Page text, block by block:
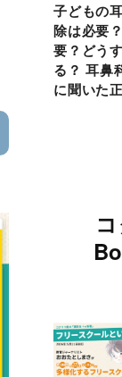
子どもの
除は必要
要？どうす
る？ 耳鼻
に聞いた